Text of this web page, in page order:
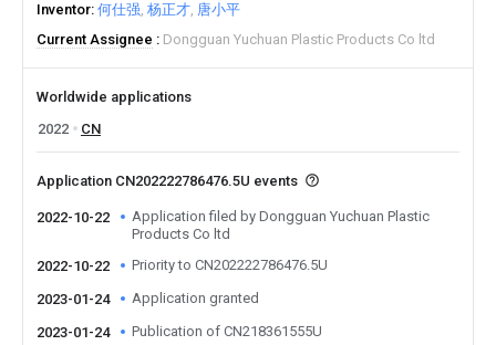
Inventor 何仕强 杨正才 唐小平
Current Assignee
Dongguan Yuchuan Plastic Products Co ltd
Worldwide applications
2022
CN
Application CN202222786476.5U events
2022-10-22
Application filed by Dongguan Yuchuan Plastic
Products Co ltd
2022-10-22
Priority to CN202222786476.5U
2023-01-24 Application granted
2023-01-24 Publication of CN218361555U